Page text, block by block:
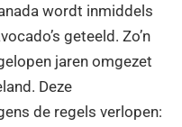
wordt inmiddels
geteeld. Zo’n
jaren omgezet
Deze
de regels verlopen: